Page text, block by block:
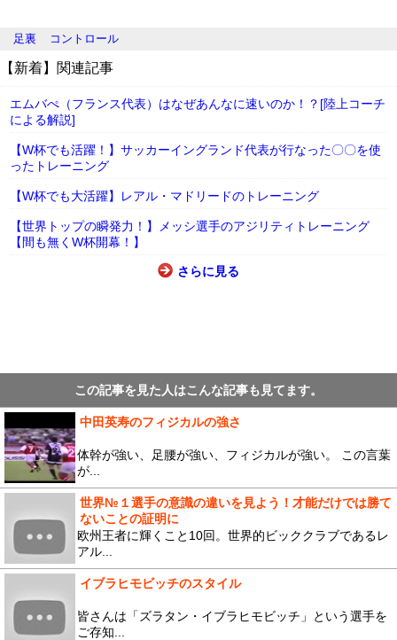
足裏 コントロール
【新着】関連記事
エムバぺ（フランス代表）はなぜあんなに速いのか！？[陸上コーチ
による解説]
【W杯でも活躍！】サッカーイングランド代表が行なった〇〇を使
ったトレーニング
【W杯でも大活躍】レアル・マドリードのトレーニング
【世界トップの瞬発力！】メッシ選手のアジリティトレーニング
【間も無くW杯開幕！】
さらに見る
この記事を見た人はこんな記事も見てます。
中田英寿のフィジカルの強さ
体幹が強い、足腰が強い、フィジカルが強い。 この言葉
が...
世界№１選手の意識の違いを見よう！才能だけでは勝て
ないことの証明に
欧州王者に輝くこと10回。世界的ビッククラブであるレ
アル...
イブラヒモビッチのスタイル
皆さんは「ズラタン・イブラヒモビッチ」という選手を
ご存知...